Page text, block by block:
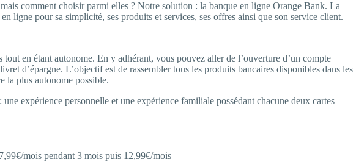
comment choisir parmi elles ? Notre solution : la banque en ligne Orange Bank. La
ligne pour sa simplicité, ses produits et services, ses offres ainsi que son service client.
en étant autonome. En y adhérant, vous pouvez aller de l’ouverture d’un compte
d’épargne. L’objectif est de rassembler tous les produits bancaires disponibles dans les
la plus autonome possible.
expérience personnelle et une expérience familiale possédant chacune deux cartes
mois pendant 3 mois puis 12,99€/mois